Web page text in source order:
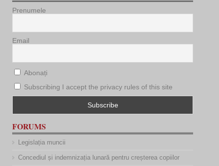
Prenumele
Email
Abonați
Subscribing I accept the privacy rules of this site
FORUMS
Legislația muncii
Concediul și indemnizația lunară pentru creșterea copiilor